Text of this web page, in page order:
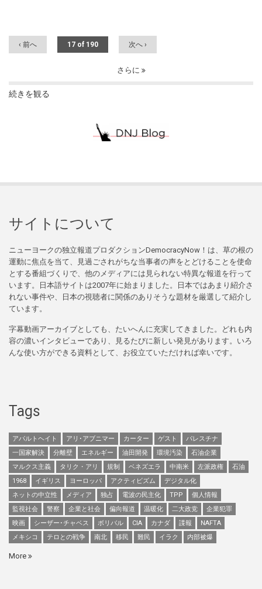
‹ 前へ 17 of 190 次へ ›
さらに
続きを観る
サイトについて
ニューヨークの独立報道プロダクションDemocracyNow！は、草の根の
運動に焦点を当て、見過ごされがちな当事者の声をとどけることを使命
とする番組づくりで、他のメディアには見られない特異な報道を行って
います。日本語サイトは2007年に始まりました。日本ではあまり紹介さ
れない事件や、日本の視聴者に関係のありそうな題材を厳選して紹介し
ています。
字幕動画アーカイブとしても、たいへんに充実してきました。どれも内
容の濃いインタビューであり、見るたびに新しい発見があります。いろ
んな使い方ができる資料として、お役立ていただければ幸いです。
Tags
アパルトヘイト アリ･アブニマー カーター ゲスト
パレスチナ
一国家解決
分離壁 エネルギー 油田開発 環境汚染
石油企業
マルクス主義
タリク・アリ 規制 ベネズエラ 中南米 左派政権
石油
1968
イギリス ヨーロッパ アクティビズム
デジタル化
ネットの中立性
メディア 独占 電波の民主化 TPP
個人情報
監視社会
警察 企業と社会 偏向報道 温暖化 二大政党
企業犯罪
映画
シーザー･チャベス ボリバル CIA カナダ 諜報
NAFTA
メキシコ
テロとの戦争 南北 移民 難民 イラク 内部被爆
More